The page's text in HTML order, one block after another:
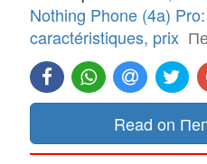
Nothing Phone (4a)
caractéristiques, prix
Read on